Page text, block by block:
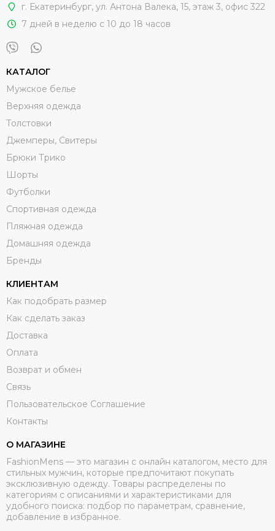
г. Екатеринбург, ул. Антона Валека, 15, этаж 3, офис 322
7 дней в неделю с 10 до 18 часов
КАТАЛОГ
Мужское белье
Верхняя одежда
Толстовки
Джемперы, Свитеры
Брюки Трико
Шорты
Футболки
Спортивная одежда
Пляжная одежда
Домашняя одежда
Бренды
КЛИЕНТАМ
Как подобрать размер
Как сделать заказ
Доставка
Оплата
Возврат и обмен
Связь
Пользовательское Соглашение
Контакты
О МАГАЗИНЕ
FashionMens — это магазин с онлайн каталогом, место для
стильных мужчин, которые предпочитают покупать
эксклюзивную одежду. Товары распределены по
категориям с описаниями и характеристиками для
удобного поиска: подбор по параметрам, сравнение,
добавление в избранное.